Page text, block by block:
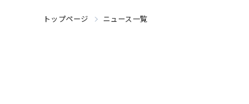
トップページ ニュース一覧